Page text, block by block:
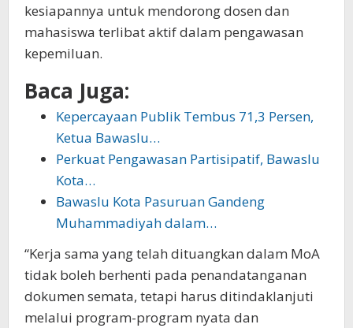
kesiapannya untuk mendorong dosen dan
mahasiswa terlibat aktif dalam pengawasan
kepemiluan.
Baca Juga:
Kepercayaan Publik Tembus 71,3 Persen,
Ketua Bawaslu…
Perkuat Pengawasan Partisipatif, Bawaslu
Kota…
Bawaslu Kota Pasuruan Gandeng
Muhammadiyah dalam…
“Kerja sama yang telah dituangkan dalam MoA
tidak boleh berhenti pada penandatanganan
dokumen semata, tetapi harus ditindaklanjuti
melalui program-program nyata dan